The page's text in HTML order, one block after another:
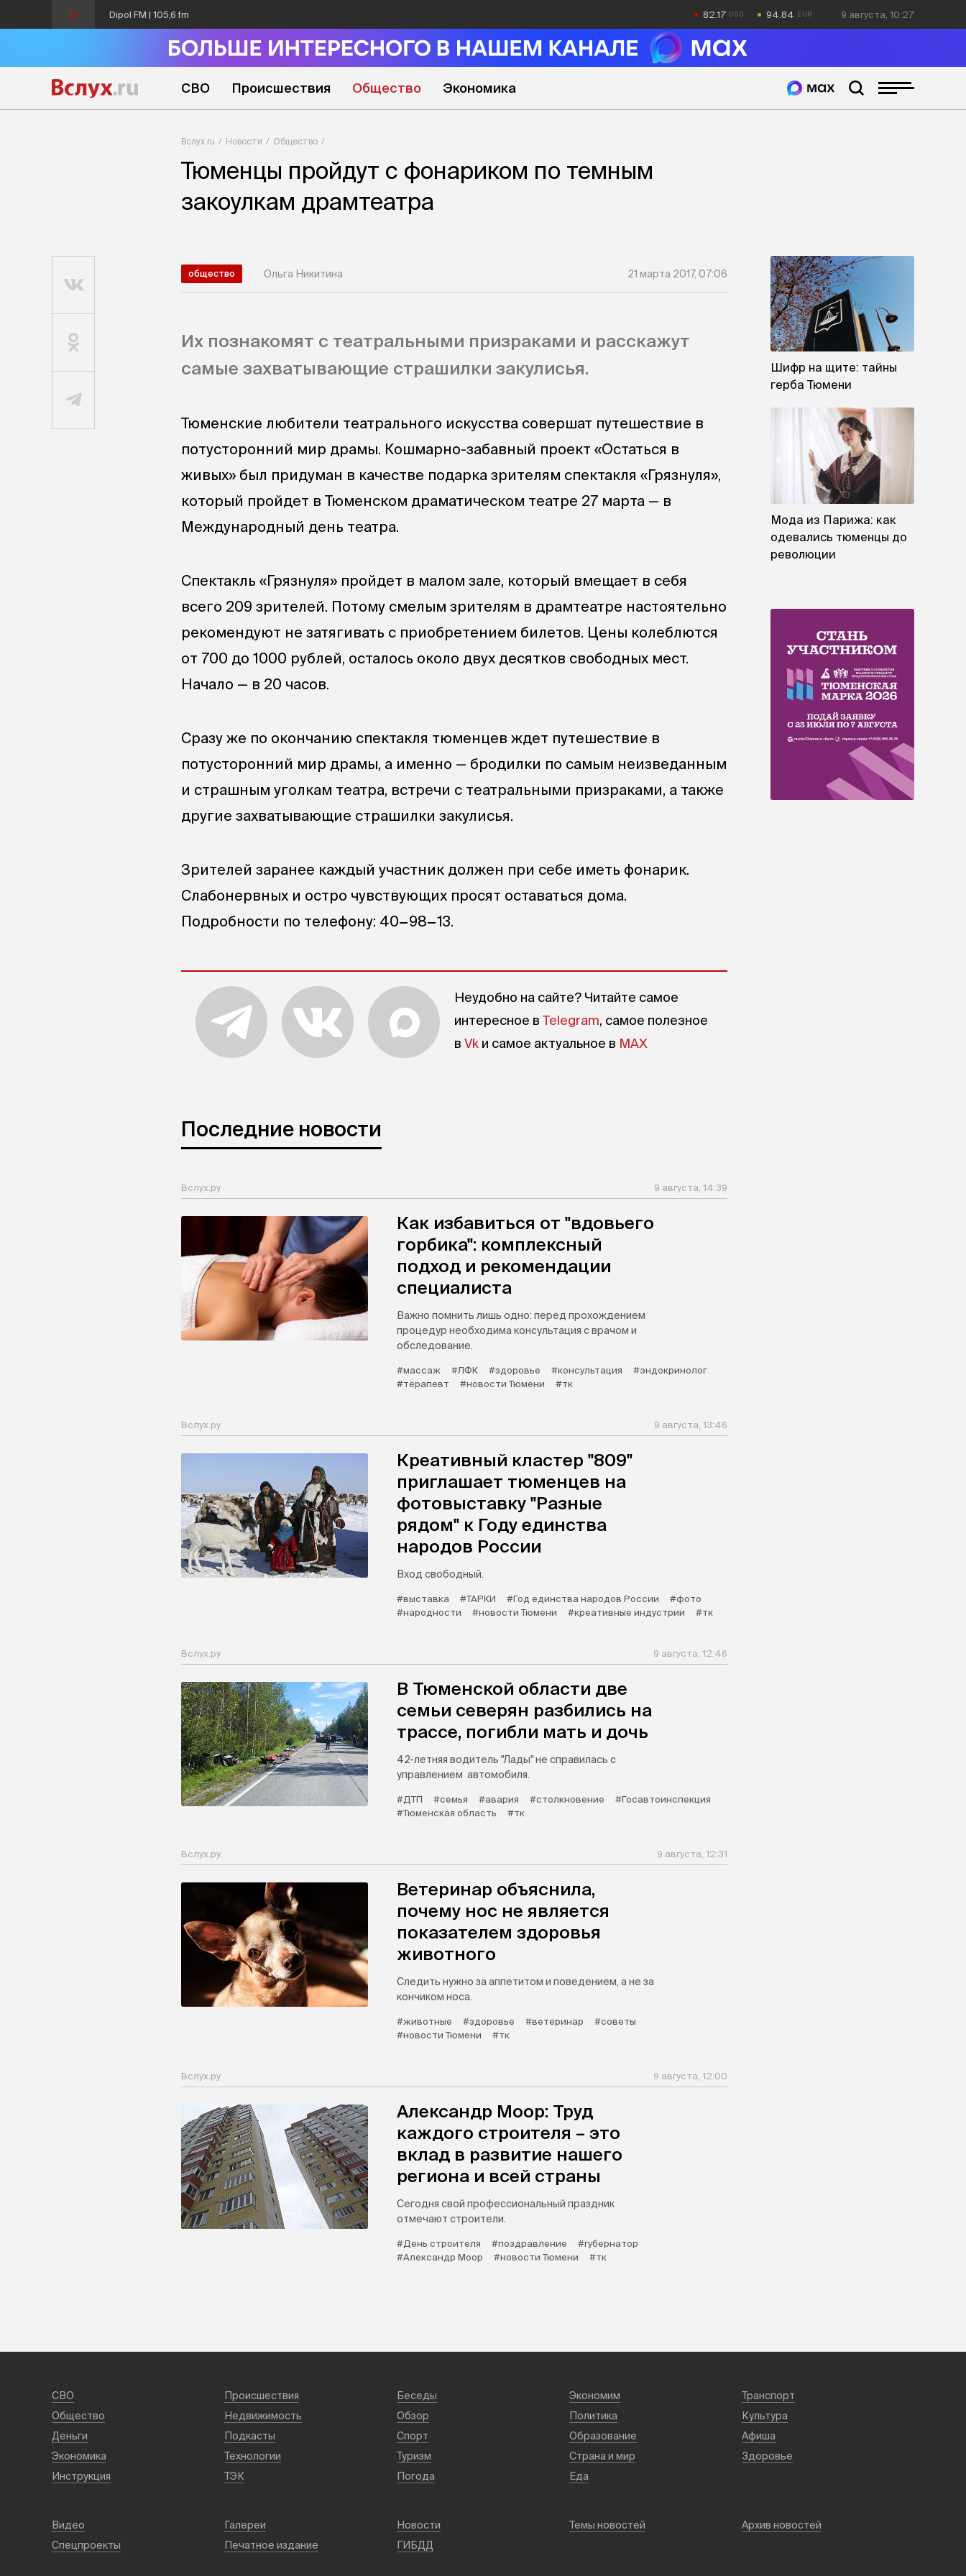
Dipol FM | 105,6 fm 82.17 94.84 9 августа, 10:27
СВО Происшествия Общество Экономика
Вслух.ru Новости Общество
Тюменцы пройдут с фонариком по темным
закоулкам драмтеатра
общество Ольга Никитина 21 марта 2017, 07:06
Их познакомят с театральными призраками и расскажут
самые захватывающие страшилки закулисья.
Тюменские любители театрального искусства совершат путешествие в
потусторонний мир драмы. Кошмарно-забавный проект «Остаться в
живых» был придуман в качестве подарка зрителям спектакля «Грязнуля»,
который пройдет в Тюменском драматическом театре 27 марта — в
Международный день театра.
Спектакль «Грязнуля» пройдет в малом зале, который вмещает в себя
всего 209 зрителей. Потому смелым зрителям в драмтеатре настоятельно
рекомендуют не затягивать с приобретением билетов. Цены колеблются
от 700 до 1000 рублей, осталось около двух десятков свободных мест.
Начало — в 20 часов.
Сразу же по окончанию спектакля тюменцев ждет путешествие в
потусторонний мир драмы, а именно — бродилки по самым неизведанным
и страшным уголкам театра, встречи с театральными призраками, а также
другие захватывающие страшилки закулисья.
Зрителей заранее каждый участник должен при себе иметь фонарик.
Слабонервных и остро чувствующих просят оставаться дома.
Подробности по телефону: 40−98−13.
Неудобно на сайте? Читайте самое
интересное в Telegram, самое полезное
в Vk и самое актуальное в MAX
Последние новости
Вслух.ру 9 августа, 14:39
Как избавиться от "вдовьего
горбика": комплексный
подход и рекомендации
специалиста
Важно помнить лишь одно: перед прохождением
процедур необходима консультация с врачом и
обследование.
#массаж #ЛФК #здоровье #консультация
#эндокринолог
#терапевт
#новости Тюмени #тк
Вслух.ру 9 августа, 13:46
Креативный кластер "809"
приглашает тюменцев на
фотовыставку "Разные
рядом" к Году единства
народов России
Вход свободный.
#выставка #ТАРКИ #Год единства народов России
#фото
#народности
#новости Тюмени #креативные индустрии #тк
Вслух.ру 9 августа, 12:46
В Тюменской области две
семьи северян разбились на
трассе, погибли мать и дочь
42-летняя водитель "Лады" не справилась с
управлением автомобиля.
#ДТП #семья #авария #столкновение
#Госавтоинспекция
#Тюменская область
#тк
Вслух.ру 9 августа, 12:31
Ветеринар объяснила,
почему нос не является
показателем здоровья
животного
Следить нужно за аппетитом и поведением, а не за
кончиком носа.
#животные #здоровье #ветеринар
#советы
#новости Тюмени
#тк
Вслух.ру 9 августа, 12:00
Александр Моор: Труд
каждого строителя – это
вклад в развитие нашего
региона и всей страны
Сегодня свой профессиональный праздник
отмечают строители.
#День строителя #поздравление
#губернатор
#Александр Моор
#новости Тюмени #тк
Шифр на щите: тайны
герба Тюмени
Мода из Парижа: как
одевались тюменцы до
революции
СВО Происшествия Беседы Экономим
Транспорт
Общество
Недвижимость Обзор Политика
Культура
Деньги
Подкасты Спорт Образование
Афиша
Экономика
Технологии Туризм Страна и мир
Здоровье
Инструкция
ТЭК Погода Еда
Видео Галереи Новости Темы новостей
Архив новостей
Спецпроекты
Печатное издание ГИБДД